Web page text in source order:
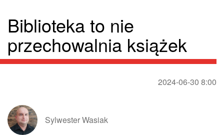
Biblioteka to nie
przechowalnia książek
2024-06-30 8:00
Sylwester Wasiak